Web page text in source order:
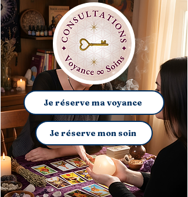
Je réserve ma voyance
Je réserve mon soin